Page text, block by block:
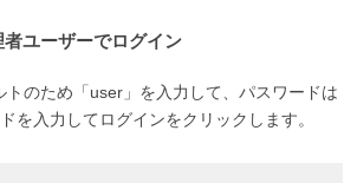
ユーザーでログイン
トのため「user」を入力して、パスワードは
を入力してログインをクリックします。